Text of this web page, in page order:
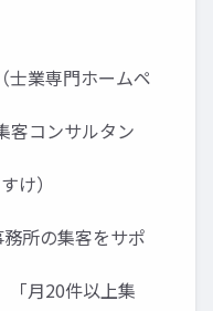
士業専門ホームペ
客コンサルタン
け）
所の集客をサポ
「月20件以上集